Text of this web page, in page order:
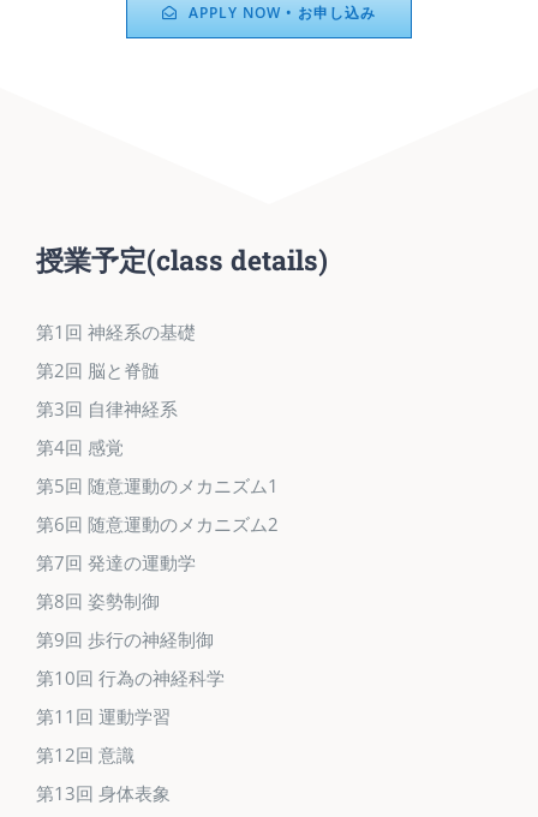
APPLY NOW • お申し込み
授業予定(class details)
第1回 神経系の基礎
第2回 脳と脊髄
第3回 自律神経系
第4回 感覚
第5回 随意運動のメカニズム1
第6回 随意運動のメカニズム2
第7回 発達の運動学
第8回 姿勢制御
第9回 歩行の神経制御
第10回 行為の神経科学
第11回 運動学習
第12回 意識
第13回 身体表象